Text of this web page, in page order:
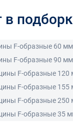
в
F-образные 60 мм
F-образные 90 мм
F-образные 120
F-образные 155
F-образные 250
F-образные 35